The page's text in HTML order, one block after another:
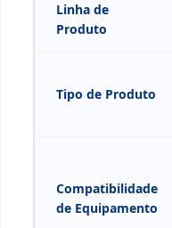
Linha de
Produto
Tipo de Produto
Compatibilidade
de Equipamento